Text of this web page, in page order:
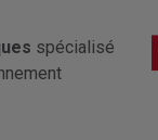
spécialisé